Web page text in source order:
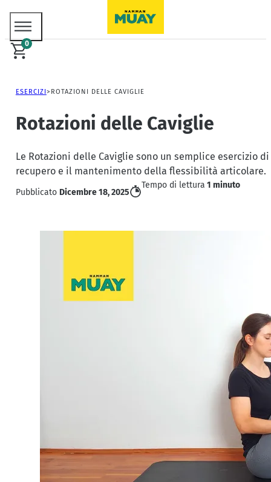
0
ESERCIZI ROTAZIONI DELLE CAVIGLIE
Rotazioni delle Caviglie
Le Rotazioni delle Caviglie sono un semplice
recupero e il mantenimento della flessibilità articolare.
Pubblicato Dicembre 18, 2025
Tempo di lettura 1 minuto